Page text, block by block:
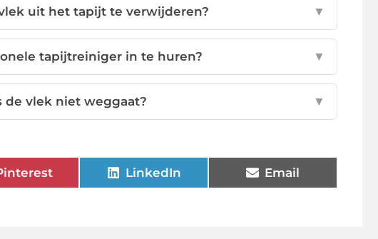
uit het tapijt te verwijderen? ▼
tapijtreiniger in te huren? ▼
de vlek niet weggaat? ▼
LinkedIn Email